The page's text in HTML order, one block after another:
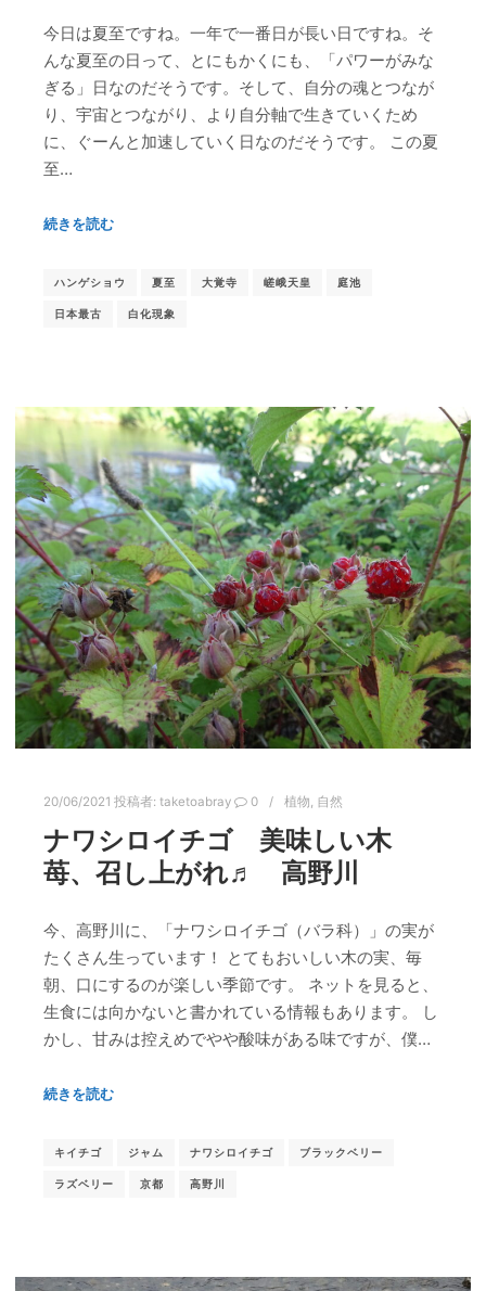
今日は夏至ですね。一年で一番日が長い日ですね。そ
んな夏至の日って、とにもかくにも、「パワーがみな
ぎる」日なのだそうです。そして、自分の魂とつなが
り、宇宙とつながり、より自分軸で生きていくため
に、ぐーんと加速していく日なのだそうです。 この夏
至…
続きを読む
ハンゲショウ 夏至 大覚寺 嵯峨天皇 庭池
日本最古 白化現象
20/06/2021 投稿者: taketoabray 0 植物 自然
ナワシロイチゴ 美味しい木
苺、召し上がれ♬ 高野川
今、高野川に、「ナワシロイチゴ（バラ科）」の実が
たくさん生っています！ とてもおいしい木の実、毎
朝、口にするのが楽しい季節です。 ネットを見ると、
生食には向かないと書かれている情報もあります。 し
かし、甘みは控えめでやや酸味がある味ですが、僕…
続きを読む
キイチゴ ジャム ナワシロイチゴ ブラックベリー
ラズベリー 京都 高野川